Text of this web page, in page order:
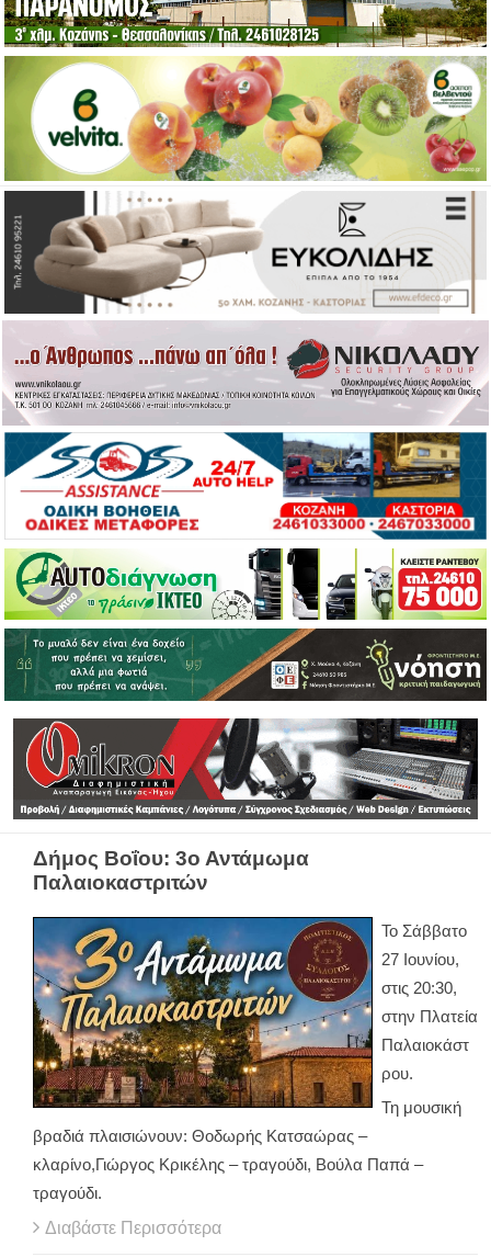
Δήμος Βοΐου: 3ο Αντάμωμα
Παλαιοκαστριτών
Το Σάββατο
27 Ιουνίου,
στις 20:30,
στην Πλατεία
Παλαιοκάστ
ρου.
Τη μουσική
βραδιά πλαισιώνουν: Θοδωρής Κατσαώρας –
κλαρίνο,Γιώργος Κρικέλης – τραγούδι, Βούλα Παπά –
τραγούδι.
Διαβάστε Περισσότερα